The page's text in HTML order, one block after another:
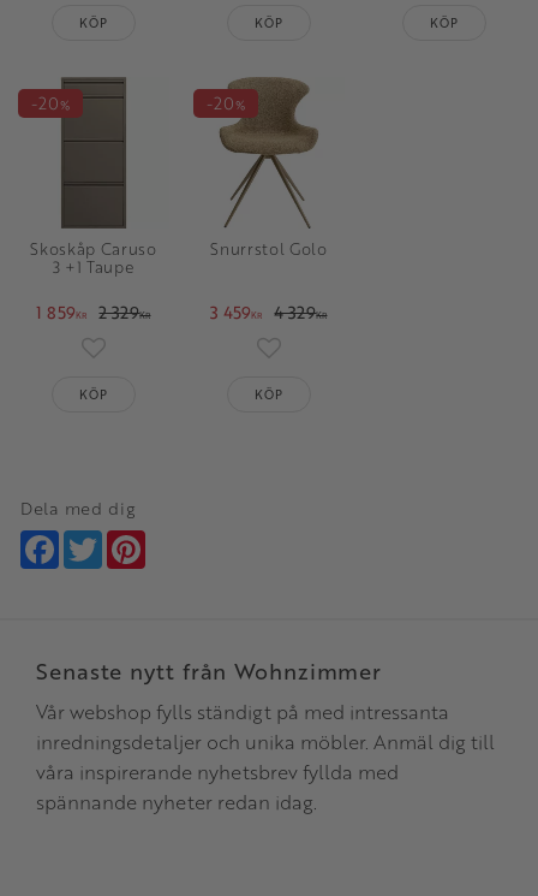
KÖP KÖP KÖP
Skoskåp Caruso
3 +1 Taupe
1 859KR 2 329KR
20%
Lägg till i favoriter
KÖP
Snurrstol Golo
3 459KR 4 329KR
20%
Lägg till i favoriter
KÖP
Dela med dig
Facebook
Twitter
Senaste nytt från Wohnzimmer
Vår webshop fylls ständigt på med intressanta
inredningsdetaljer och unika möbler. Anmäl dig till
våra inspirerande nyhetsbrev fyllda med
spännande nyheter redan idag.